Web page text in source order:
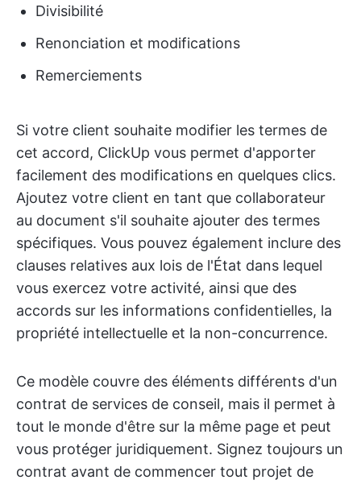
Divisibilité
Renonciation et modifications
Remerciements
Si votre client souhaite modifier les termes de
cet accord, ClickUp vous permet d'apporter
facilement des modifications en quelques clics.
Ajoutez votre client en tant que collaborateur
au document s'il souhaite ajouter des termes
spécifiques. Vous pouvez également inclure des
clauses relatives aux lois de l'État dans lequel
vous exercez votre activité, ainsi que des
accords sur les informations confidentielles, la
propriété intellectuelle et la non-concurrence.
Ce modèle couvre des éléments différents d'un
contrat de services de conseil, mais il permet à
tout le monde d'être sur la même page et peut
vous protéger juridiquement. Signez toujours un
contrat avant de commencer tout projet de